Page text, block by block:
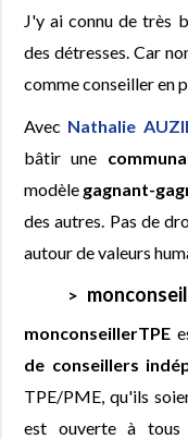
J'y ai connu de très
des détresses. Car
comme conseiller en
Avec Nathalie
bâtir une
modèle gagnant-
des autres. Pas de
autour de valeurs
monconseillerTPE
de conseillers
TPE/PME, qu'ils
est ouverte à tous